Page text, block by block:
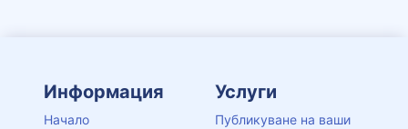
Информация
Начало
Услуги
Публикуване на ваши